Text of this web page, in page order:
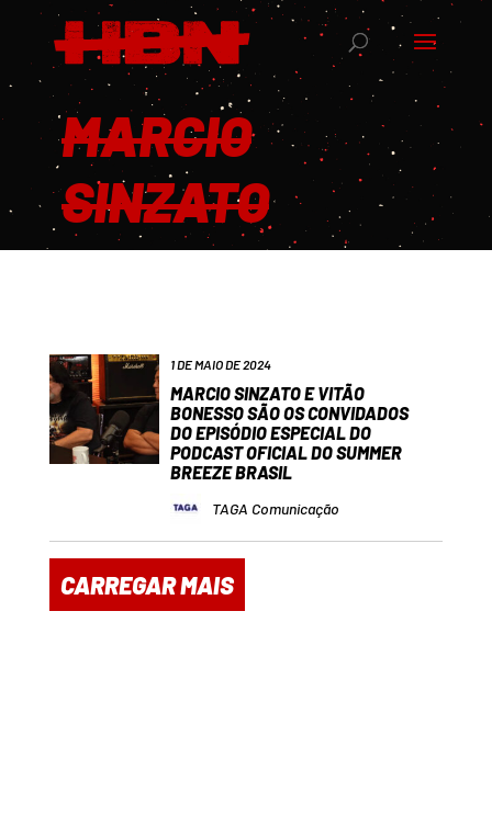
MARCIO
SINZATO
1 DE MAIO DE 2024
MARCIO SINZATO E VITÃO
BONESSO SÃO OS CONVIDADOS
DO EPISÓDIO ESPECIAL DO
PODCAST OFICIAL DO SUMMER
BREEZE BRASIL
TAGA Comunicação
CARREGAR MAIS